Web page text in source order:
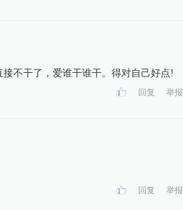
不干了，爱谁干谁干。得对自己好点!
回复 举报
回复 举报